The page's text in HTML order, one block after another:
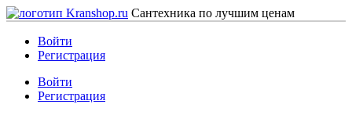
Сантехника по лучшим ценам
Войти
Регистрация
Войти
Регистрация